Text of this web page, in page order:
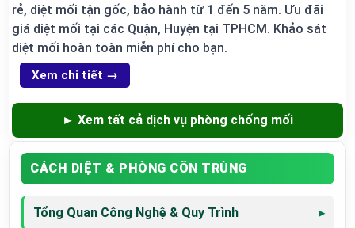
rẻ, diệt mối tận gốc, bảo hành từ 1 đến 5 năm. Ưu đãi
giá diệt mối tại các Quận, Huyện tại TPHCM. Khảo sát
diệt mối hoàn toàn miễn phí cho bạn.
Xem chi tiết →
► Xem tất cả dịch vụ phòng chống mối
CÁCH DIỆT & PHÒNG CÔN TRÙNG
Tổng Quan Công Nghệ & Quy Trình